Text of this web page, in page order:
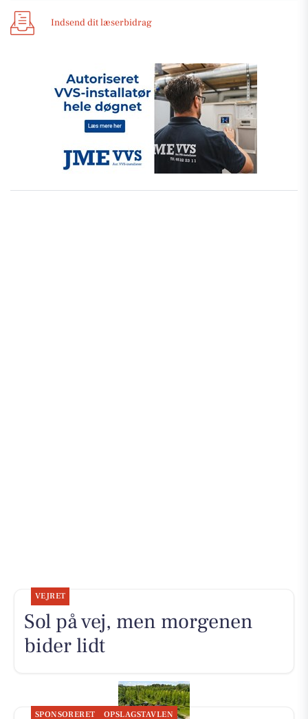
Indsend dit læserbidrag
VEJRET
Sol på vej, men morgenen
bider lidt
SPONSORERET OPSLAGSTAVLEN